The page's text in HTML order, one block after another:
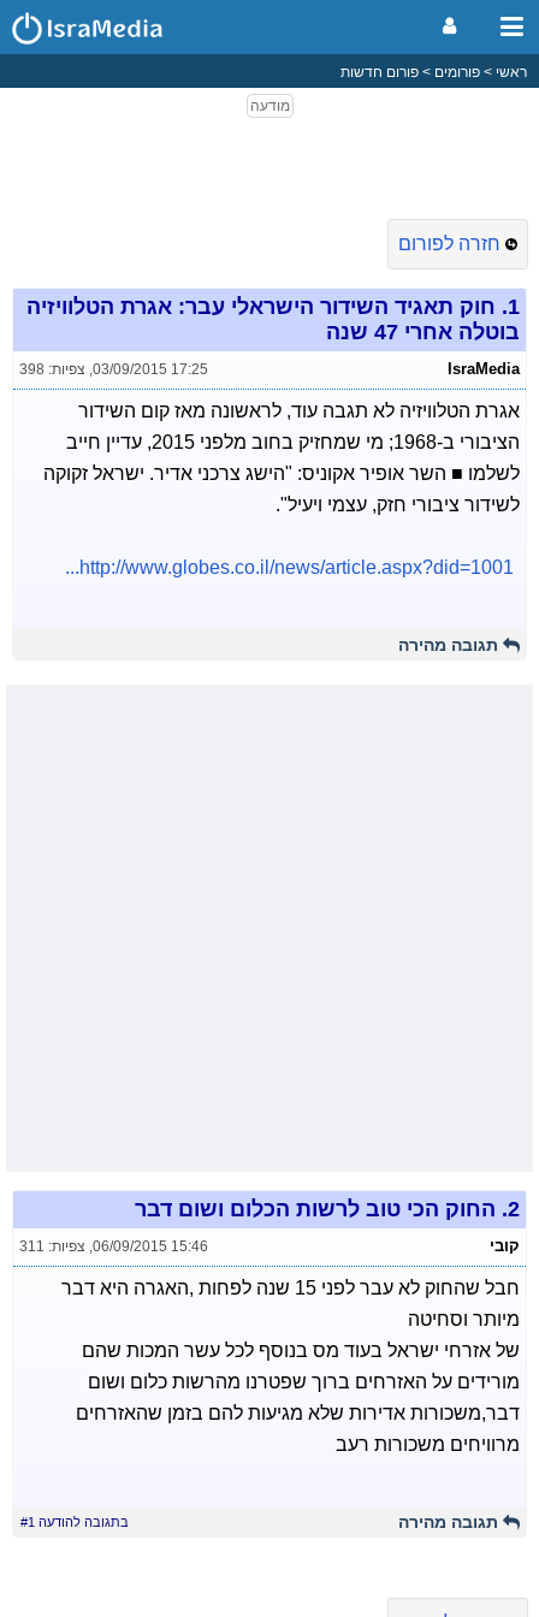
ראשי פורומים פורום חדשות
חזרה לפורום
1. חוק תאגיד השידור הישראלי עבר: אגרת הטלוויזיה
בוטלה אחרי 47 שנה
IsraMedia
03/09/2015 17:25
, צפיות: 398
אגרת הטלוויזיה לא תגבה עוד, לראשונה מאז קום השידור
הציבורי ב-1968; מי שמחזיק בחוב מלפני 2015, עדיין חייב
לשלמו ■ השר אופיר אקוניס: "הישג צרכני אדיר. ישראל זקוקה
לשידור ציבורי חזק, עצמי ויעיל".
http://www.globes.co.il/news/article.aspx?did=1001...
תגובה מהירה
2. החוק הכי טוב לרשות הכלום ושום דבר
קובי 06/09/2015 15:46
, צפיות: 311
חבל שהחוק לא עבר לפני 15 שנה לפחות ,האגרה היא דבר
מיותר וסחיטה
של אזרחי ישראל בעוד מס בנוסף לכל עשר המכות שהם
מורידים על האזרחים ברוך שפטרנו מהרשות כלום ושום
דבר,משכורות אדירות שלא מגיעות להם בזמן שהאזרחים
מרוויחים משכורות רעב
תגובה מהירה בתגובה להודעה #1